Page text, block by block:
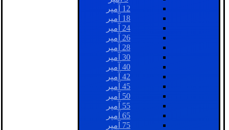
12 آمپر
18 آمپر
24 آمپر
26 آمپر
28 آمپر
30 آمپر
40 آمپر
42 آمپر
45 آمپر
50 آمپر
55 آمپر
65 آمپر
75 آمپر